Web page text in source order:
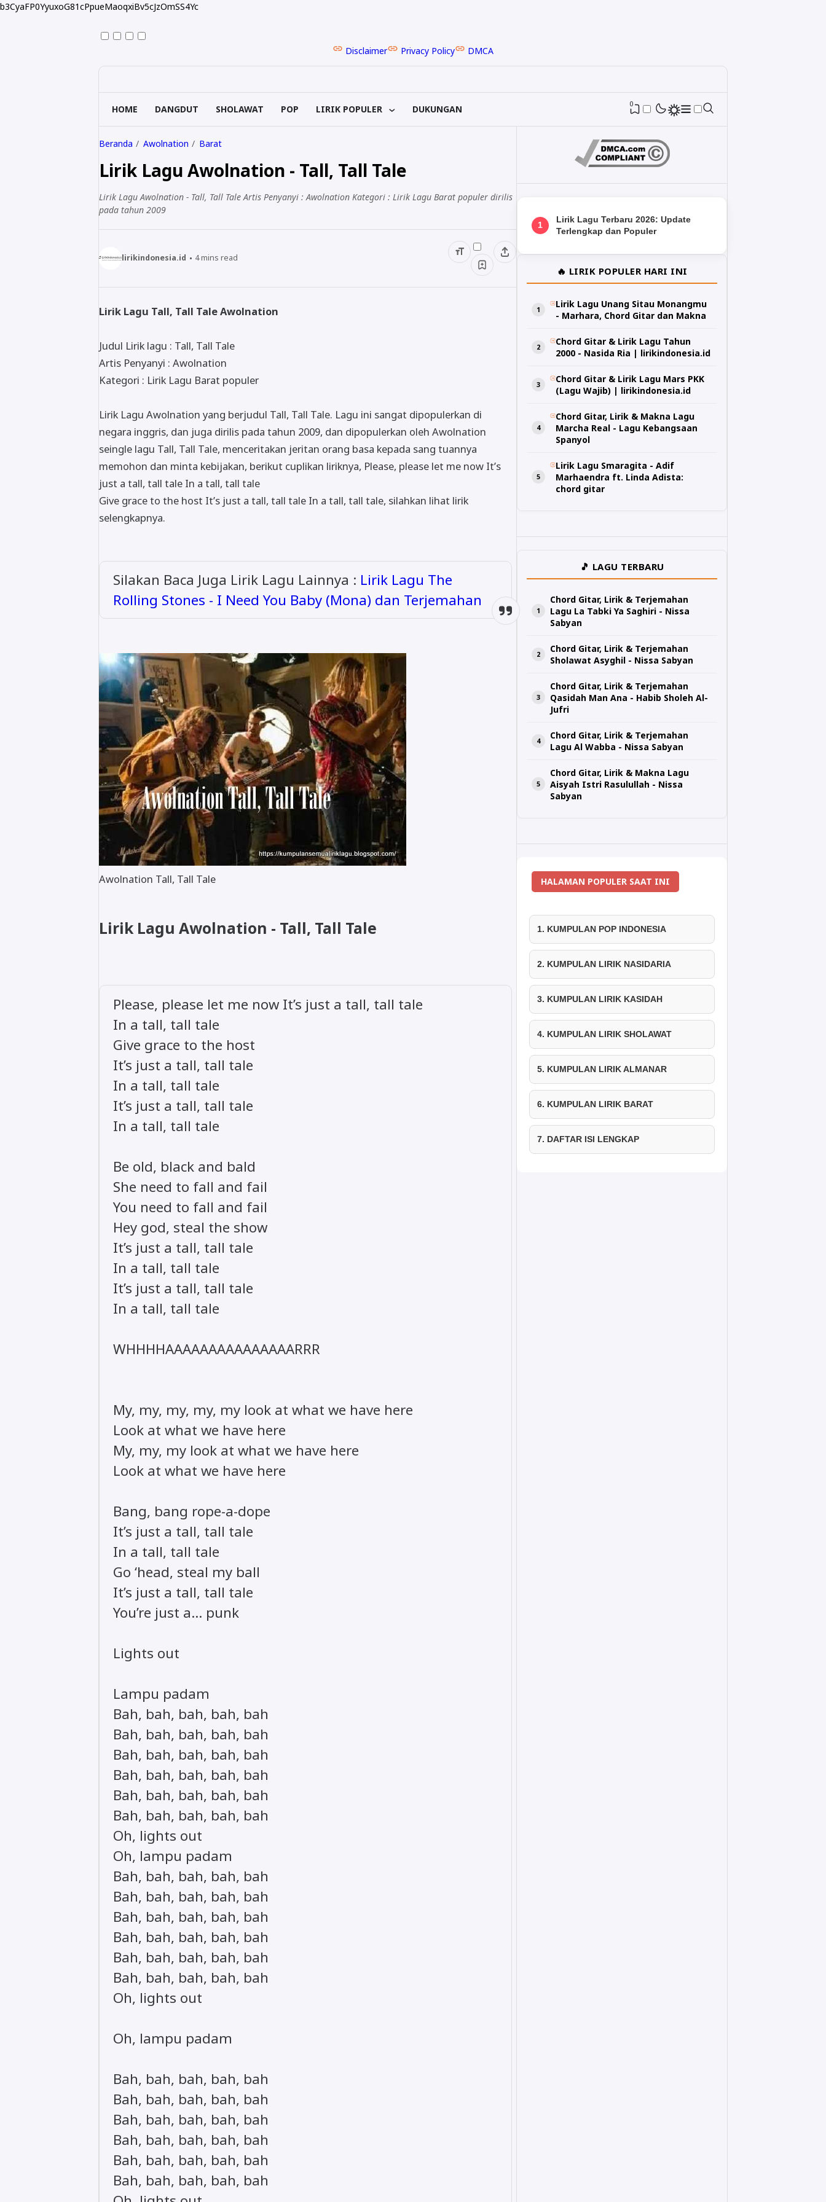
b3CyaFP0YyuxoG81cPpueMaoqxiBv5cJzOmSS4Yc
Disclaimer Privacy Policy DMCA
HOME DANGDUT SHOLAWAT POP LIRIK POPULER DUKUNGAN 0
Beranda Awolnation Barat
Lirik Lagu Awolnation - Tall, Tall Tale
Lirik Lagu Awolnation - Tall, Tall Tale Artis Penyanyi : Awolnation Kategori : Lirik Lagu Barat populer dirilis
pada tahun 2009
lirikindonesia.id 4mins read
Lirik Lagu Tall, Tall Tale Awolnation
Judul Lirik lagu : Tall, Tall Tale
Artis Penyanyi : Awolnation
Kategori : Lirik Lagu Barat populer
Lirik Lagu Awolnation yang berjudul Tall, Tall Tale. Lagu ini sangat dipopulerkan di
negara inggris, dan juga dirilis pada tahun 2009, dan dipopulerkan oleh Awolnation
seingle lagu Tall, Tall Tale, menceritakan jeritan orang basa kepada sang tuannya
memohon dan minta kebijakan, berikut cuplikan liriknya, Please, please let me now It’s
just a tall, tall tale In a tall, tall tale
Give grace to the host It’s just a tall, tall tale In a tall, tall tale, silahkan lihat lirik
selengkapnya.
Silakan Baca Juga Lirik Lagu Lainnya : Lirik Lagu The
Rolling Stones - I Need You Baby (Mona) dan Terjemahan
Awolnation Tall, Tall Tale
Lirik Lagu Awolnation - Tall, Tall Tale
Please, please let me now It’s just a tall, tall tale
In a tall, tall tale
Give grace to the host
It’s just a tall, tall tale
In a tall, tall tale
It’s just a tall, tall tale
In a tall, tall tale
Be old, black and bald
She need to fall and fail
You need to fall and fail
Hey god, steal the show
It’s just a tall, tall tale
In a tall, tall tale
It’s just a tall, tall tale
In a tall, tall tale
WHHHHAAAAAAAAAAAAAAARRR
My, my, my, my, my look at what we have here
Look at what we have here
My, my, my look at what we have here
Look at what we have here
Bang, bang rope-a-dope
It’s just a tall, tall tale
In a tall, tall tale
Go ‘head, steal my ball
It’s just a tall, tall tale
You’re just a… punk
Lights out
Lampu padam
Bah, bah, bah, bah, bah
Bah, bah, bah, bah, bah
Bah, bah, bah, bah, bah
Bah, bah, bah, bah, bah
Bah, bah, bah, bah, bah
Bah, bah, bah, bah, bah
Oh, lights out
Oh, lampu padam
Bah, bah, bah, bah, bah
Bah, bah, bah, bah, bah
Bah, bah, bah, bah, bah
Bah, bah, bah, bah, bah
Bah, bah, bah, bah, bah
Bah, bah, bah, bah, bah
Oh, lights out
Oh, lampu padam
Bah, bah, bah, bah, bah
Bah, bah, bah, bah, bah
Bah, bah, bah, bah, bah
Bah, bah, bah, bah, bah
Bah, bah, bah, bah, bah
Bah, bah, bah, bah, bah
1
Lirik Lagu Terbaru 2026: Update
Terlengkap dan Populer
🔥 LIRIK POPULER HARI INI
Lirik Lagu Unang Sitau Monangmu
- Marhara, Chord Gitar dan Makna
Chord Gitar & Lirik Lagu Tahun
2000 - Nasida Ria | lirikindonesia.id
Chord Gitar & Lirik Lagu Mars PKK
(Lagu Wajib) | lirikindonesia.id
Chord Gitar, Lirik & Makna Lagu
Marcha Real - Lagu Kebangsaan
Spanyol
Lirik Lagu Smaragita - Adif
Marhaendra ft. Linda Adista:
chord gitar
🎵 LAGU TERBARU
Chord Gitar, Lirik & Terjemahan
Lagu La Tabki Ya Saghiri - Nissa
Sabyan
Chord Gitar, Lirik & Terjemahan
Sholawat Asyghil - Nissa Sabyan
Chord Gitar, Lirik & Terjemahan
Qasidah Man Ana - Habib Sholeh Al-
Jufri
Chord Gitar, Lirik & Terjemahan
Lagu Al Wabba - Nissa Sabyan
Chord Gitar, Lirik & Makna Lagu
Aisyah Istri Rasulullah - Nissa
Sabyan
HALAMAN POPULER SAAT INI
1. KUMPULAN POP INDONESIA
2. KUMPULAN LIRIK NASIDARIA
3. KUMPULAN LIRIK KASIDAH
4. KUMPULAN LIRIK SHOLAWAT
5. KUMPULAN LIRIK ALMANAR
6. KUMPULAN LIRIK BARAT
7. DAFTAR ISI LENGKAP